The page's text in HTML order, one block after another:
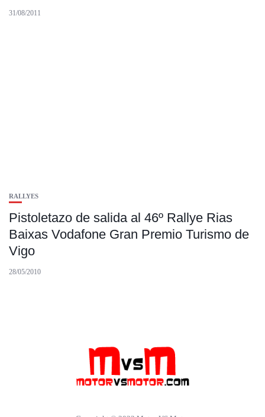
31/08/2011
RALLYES
Pistoletazo de salida al 46º Rallye Rias
Baixas Vodafone Gran Premio Turismo de
Vigo
28/05/2010